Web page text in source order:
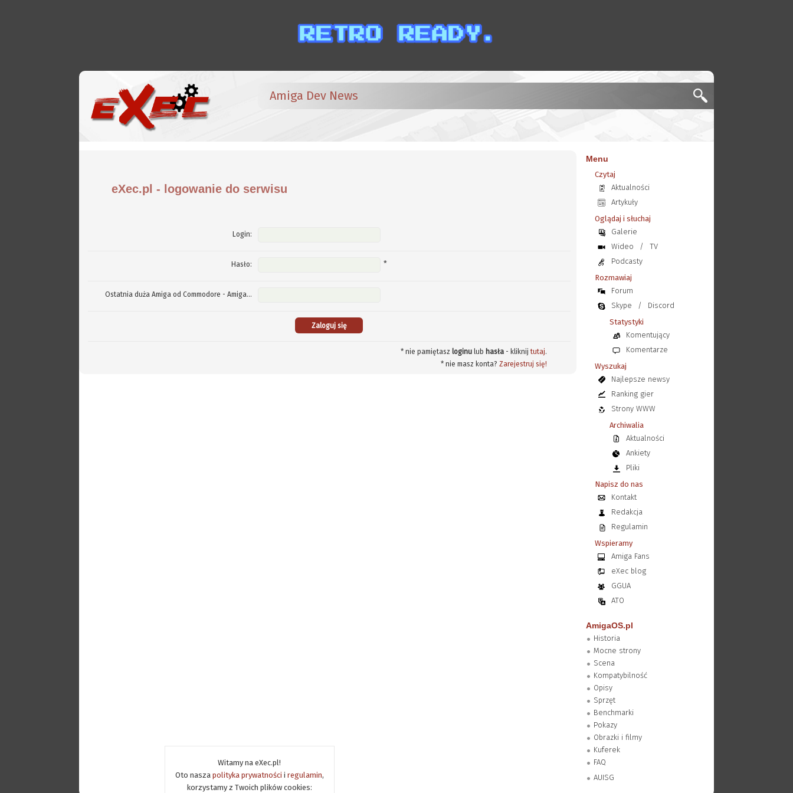
Witamy na eXec.pl!
Oto nasza polityka prywatności i regulamin,
korzystamy z Twoich plików cookies:
Amiga Dev News
eXec.pl - logowanie do serwisu
Login:
Hasło: *
Ostatnia duża Amiga od Commodore - Amiga...
* nie pamiętasz loginulub hasła- kliknijtutaj.
* nie masz konta? Zarejestruj się!
Menu
Czytaj
Aktualności
Artykuły
Oglądaj i słuchaj
Galerie
Wideo
/
TV
Podcasty
Rozmawiaj
Forum
Skype
/
Discord
Statystyki
Komentujący
Komentarze
Wyszukaj
Najlepsze newsy
Ranking gier
Strony WWW
Archiwalia
Aktualności
Ankiety
Pliki
Napisz do nas
Kontakt
Redakcja
Regulamin
Wspieramy
Amiga Fans
eXec blog
GGUA
ATO
AmigaOS.pl
Historia
Mocne strony
Scena
Kompatybilność
Opisy
Sprzęt
Benchmarki
Pokazy
Obrazki i filmy
Kuferek
FAQ
AUISG